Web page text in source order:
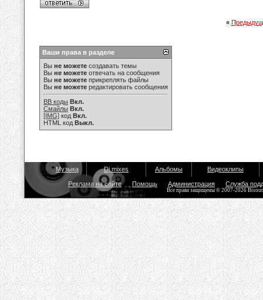
«
Ваши права в разделе
Вы не можете создавать темы
Вы не можете отвечать на сообщения
Вы не можете прикреплять файлы
Вы не можете редактировать сообщения
BB коды Вкл.
Смайлы Вкл.
[IMG] код Вкл.
HTML код Выкл.
Музыка Dj mixes Альбомы Видеоклипы
Реклама на сайте Помощь Администрация Служба
Все права защищены © 2007-2026